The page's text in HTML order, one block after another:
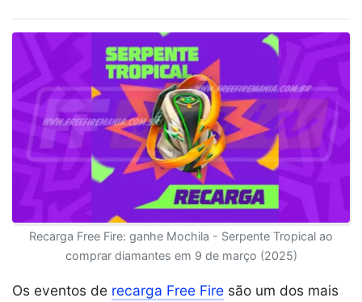
Recarga Free Fire: ganhe Mochila - Serpente Tropical ao
comprar diamantes em 9 de março (2025)
Os eventos de recarga Free Fire são um dos mais